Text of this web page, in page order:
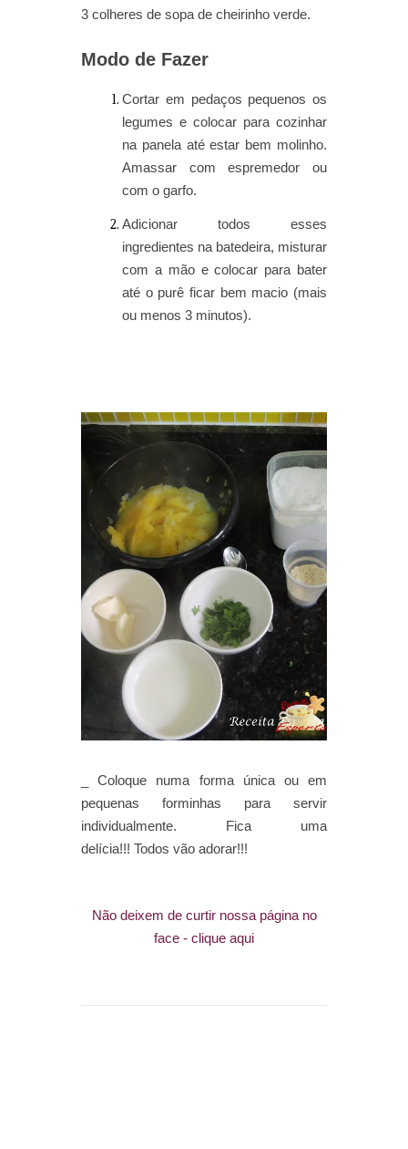
3 colheres de sopa de cheirinho verde.
Modo de Fazer
Cortar em pedaços pequenos os
legumes e colocar para cozinhar
na panela até estar bem molinho.
Amassar com espremedor ou
com o garfo.
Adicionar todos esses
ingredientes na batedeira, misturar
com a mão e colocar para bater
até o purê ficar bem macio (mais
ou menos 3 minutos).
_ Coloque numa forma única ou em
pequenas forminhas para servir
individualmente. Fica uma
delícia!!! Todos vão adorar!!!
Não deixem de curtir nossa página no
face - clique aqui